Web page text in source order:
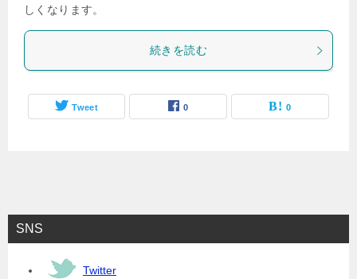
しくなります。
続きを読む
Tweet 0 0
SNS
Twitter